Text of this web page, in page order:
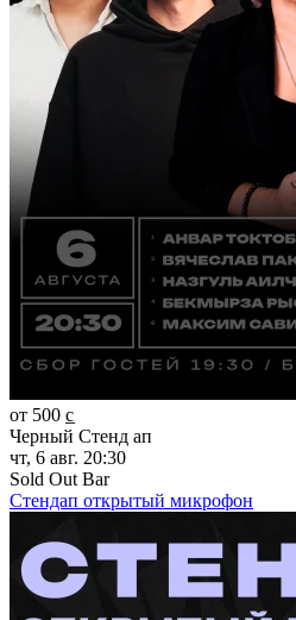
от 500 c̲
Черный Стенд ап
чт, 6 авг. 20:30
Sold Out Bar
Стендап открытый микрофон